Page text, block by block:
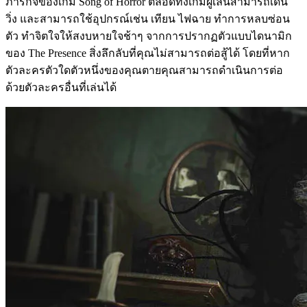
วิ่ง และสามารถใช้อุปกรณ์เช่น เทียน ไฟฉาย ทำการหลบซ่อน
ตัว ทำจิตใจให้สงบหายใจช้าๆ จากการปรากฏตัวแบบไดนามิก
ของ The Presence สิ่งลึกลับที่คุณไม่สามารถต่อสู้ได้ โดยที่หาก
ตัวละครตัวใดตัวหนึ่งของคุณตายคุณสามารถดำเนินการต่อ
ด้วยตัวละครอื่นที่เล่นได้